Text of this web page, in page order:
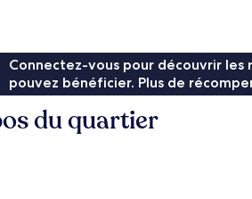
Connectez-vous pour découvrir
pouvez bénéficier. Plus de
du quartier